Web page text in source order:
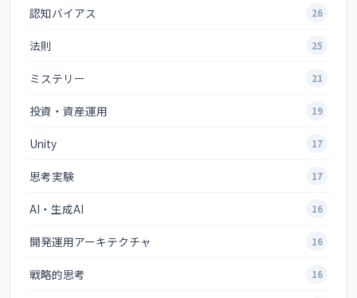
認知バイアス 26
法則 25
ミステリー 21
投資・資産運用 19
Unity 17
思考実験 17
AI・生成AI 16
開発運用アーキテクチャ 16
戦略的思考 16